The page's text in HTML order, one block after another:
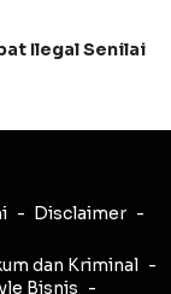
Ilegal Senilai
Disclaimer
dan Kriminal
Bisnis